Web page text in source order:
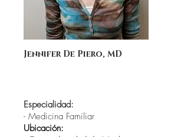
Jennifer De Piero, MD
Especialidad:
- Medicina Familiar
Ubicación: